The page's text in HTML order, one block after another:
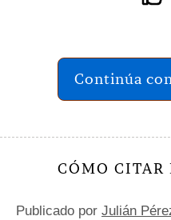
Continúa
CÓMO CITAR
Publicado por Julián